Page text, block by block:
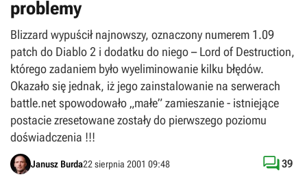
problemy
Blizzard wypuścił najnowszy, oznaczony numerem 1.09
patch do Diablo 2 i dodatku do niego – Lord of Destruction,
którego zadaniem było wyeliminowanie kilku błędów.
Okazało się jednak, iż jego zainstalowanie na serwerach
battle.net spowodowało „małe” zamieszanie - istniejące
postacie zresetowane zostały do pierwszego poziomu
doświadczenia !!!
Janusz Burda22 sierpnia 2001 09:48 39